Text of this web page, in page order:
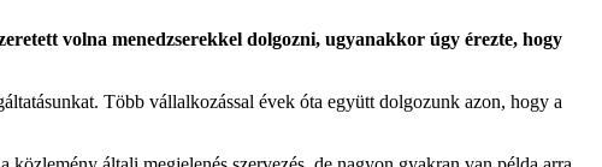
volna menedzserekkel dolgozni, ugyanakkor úgy érezte, hogy
Több vállalkozással évek óta együtt dolgozunk azon, hogy a